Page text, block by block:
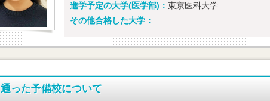
進学予定の大学(医学部)： 東京医科大学
その他合格した大学：
通った予備校について